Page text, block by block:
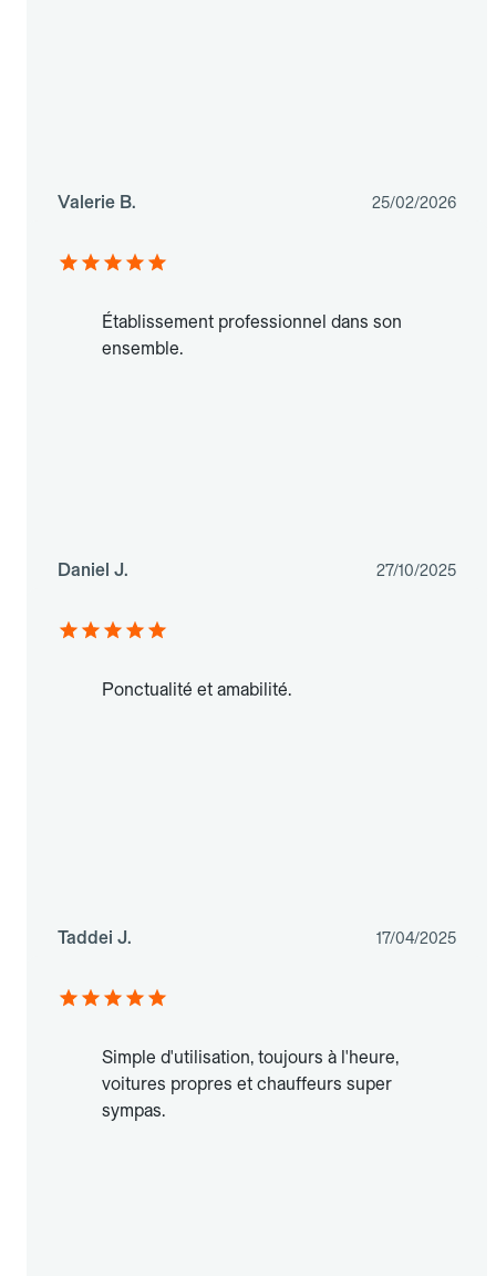
Valerie B. 25/02/2026
Établissement professionnel dans son
ensemble.
Daniel J. 27/10/2025
Ponctualité et amabilité.
Taddei J. 17/04/2025
Simple d'utilisation, toujours à l'heure,
voitures propres et chauffeurs super
sympas.